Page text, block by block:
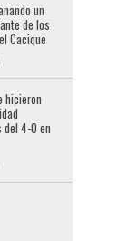
un
de los
Cacique
hicieron
del 4-0 en